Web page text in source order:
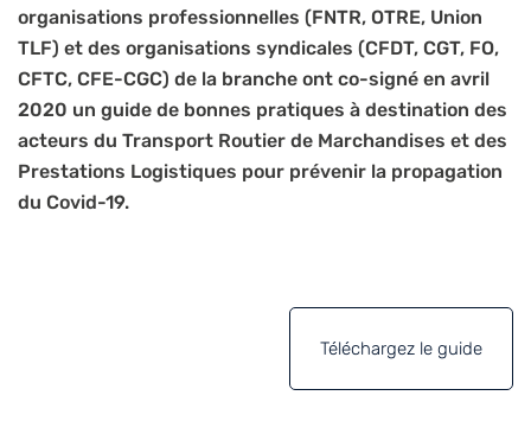
organisations professionnelles (FNTR, OTRE, Union
TLF) et des organisations syndicales (CFDT, CGT, FO,
CFTC, CFE-CGC) de la branche ont co-signé en avril
2020 un guide de bonnes pratiques à destination des
acteurs du Transport Routier de Marchandises et des
Prestations Logistiques pour prévenir la propagation
du Covid-19.
Téléchargez le guide